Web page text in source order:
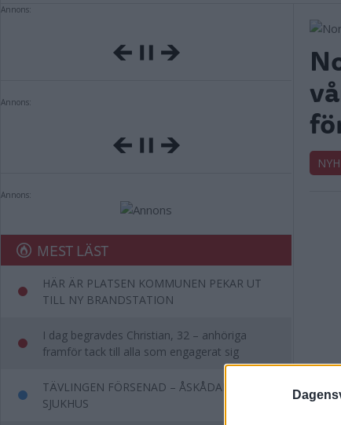
Annons:
Annons:
Annons:
MEST LÄST
HÄR ÄR PLATSEN KOMMUNEN PEKAR UT
TILL NY BRANDSTATION
I dag begravdes Christian, 32 – anhöriga
framför tack till alla som engagerat sig
TÄVLINGEN FÖRSENAD – ÅSKÅDARE TILL
SJUKHUS